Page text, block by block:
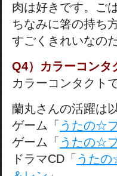
肉は好きです。ご
ちなみに箸の持ち
すごくきれいなの
Q4）カラーコンタ
カラーコンタクトで
蘭丸さんの活躍は
ゲーム「 うたの☆
ゲーム「 うたの☆
ドラマCD「 うた